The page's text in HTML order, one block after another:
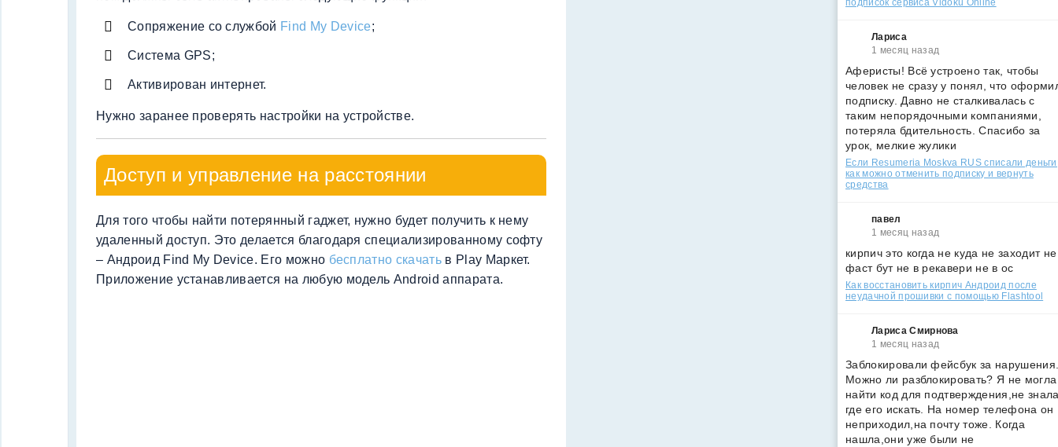
Сопряжение со службой Find My Device;
Система GPS;
Активирован интернет.
Нужно заранее проверять настройки на устройстве.
Доступ и управление на расстоянии
Для того чтобы найти потерянный гаджет, нужно будет получить к нему
удаленный доступ. Это делается благодаря специализированному софту
– Андроид Find My Device. Его можно бесплатно скачатьв Play Маркет.
Приложение устанавливается на любую модель Android аппарата.
подписок сервиса Vidoku Online
Лариса
1 месяц назад
Аферисты! Всё устроено так, чтобы
человек не сразу у понял, что
подписку. Давно не сталкивалась с
таким непорядочными компаниями,
потеряла бдительность. Спасибо за
урок, мелкие жулики
Если Resumeria Moskva RUS списали
как можно отменить подписку и вернуть
средства
павел
1 месяц назад
кирпич это когда не куда не заходит не
фаст бут не в рекавери не в ос
Как восстановить кирпич Андроид после
неудачной прошивки с помощью Flashtool
Лариса Смирнова
1 месяц назад
Заблокировали фейсбук за
Можно ли разблокировать? Я не могла
найти код для подтверждения,не
где его искать. На номер телефона он
неприходил,на почту тоже. Когда
нашла,они уже были не